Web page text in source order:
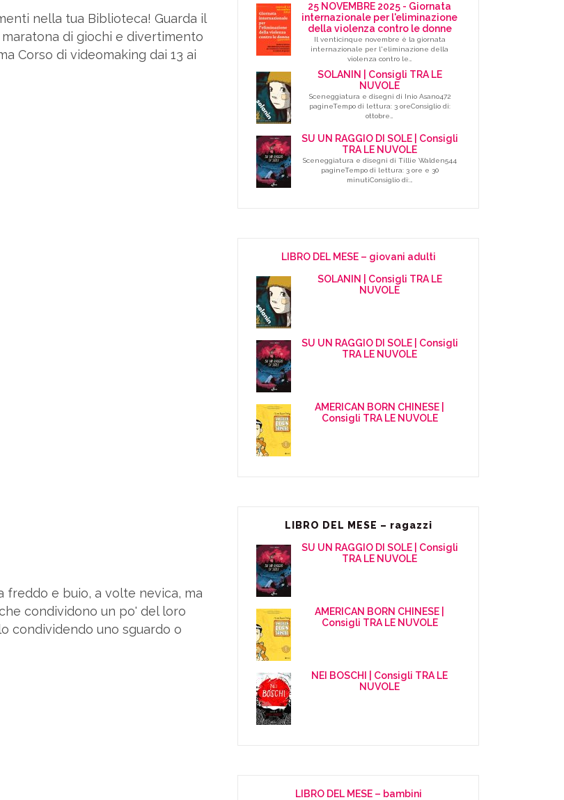
nella tua Biblioteca! Guarda il
di giochi e divertimento
Corso di videomaking dai 13 ai
freddo e buio, a volte nevica, ma
condividono un po' del loro
condividendo uno sguardo o
25 NOVEMBRE 2025 - Giornata
internazionale per l'eliminazione
della violenza contro le donne
Il venticinque novembre è la giornata
internazionale per l'eliminazione della
violenza contro le…
SOLANIN | Consigli TRA LE
NUVOLE
Sceneggiatura e disegni di Inio Asano472
pagineTempo di lettura: 3 oreConsiglio di:
ottobre…
SU UN RAGGIO DI SOLE | Consigli
TRA LE NUVOLE
Sceneggiatura e disegni di Tillie Walden544
pagineTempo di lettura: 3 ore e 30
minutiConsiglio di:…
LIBRO DEL MESE – giovani adulti
SOLANIN | Consigli TRA LE
NUVOLE
SU UN RAGGIO DI SOLE | Consigli
TRA LE NUVOLE
AMERICAN BORN CHINESE |
Consigli TRA LE NUVOLE
LIBRO DEL MESE – ragazzi
SU UN RAGGIO DI SOLE | Consigli
TRA LE NUVOLE
AMERICAN BORN CHINESE |
Consigli TRA LE NUVOLE
NEI BOSCHI | Consigli TRA LE
NUVOLE
LIBRO DEL MESE – bambini